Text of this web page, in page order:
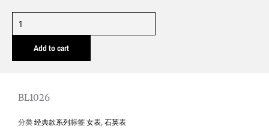
BL1026
quantity
Add to cart
BL1026
分类 经典款系列标签 女表, 石英表